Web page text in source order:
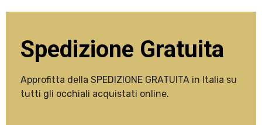
Spedizione Gratuita
Approfitta della SPEDIZIONE GRATUITA in Italia su
tutti gli occhiali acquistati online.